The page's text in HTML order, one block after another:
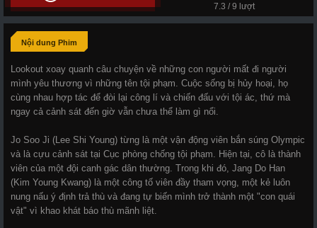
7.3 / 9 lượt
Nội dung Phim
Lookout xoay quanh câu chuyện về những con người mất đi người
mình yêu thương vì những tên tội phạm. Cuộc sống bị hủy hoại, họ
cùng nhau hợp tác để đòi lại công lí và chiến đấu với tội ác, thứ mà
ngay cả cảnh sát đến giờ vẫn chưa thể làm gì nổi.
Jo Soo Ji (Lee Shi Young) từng là một vận động viên bắn súng Olympic
và là cựu cảnh sát tại Cục phòng chống tội phạm. Hiện tại, cô là thành
viên của một đội canh gác dân thường. Trong khi đó, Jang Do Han
(Kim Young Kwang) là một công tố viên đầy tham vọng, một kẻ luôn
nung nấu ý định trả thù và đang tự biến mình trở thành một "con quái
vật" vì khao khát báo thù mãnh liệt.